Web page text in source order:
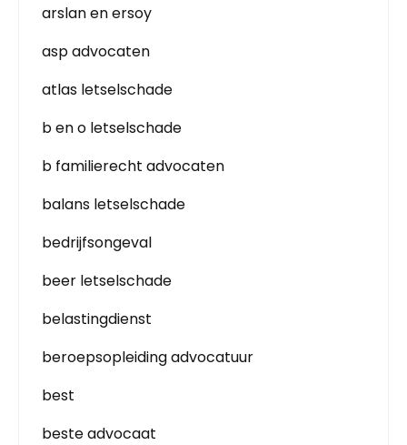
arslan en ersoy
asp advocaten
atlas letselschade
b en o letselschade
b familierecht advocaten
balans letselschade
bedrijfsongeval
beer letselschade
belastingdienst
beroepsopleiding advocatuur
best
beste advocaat